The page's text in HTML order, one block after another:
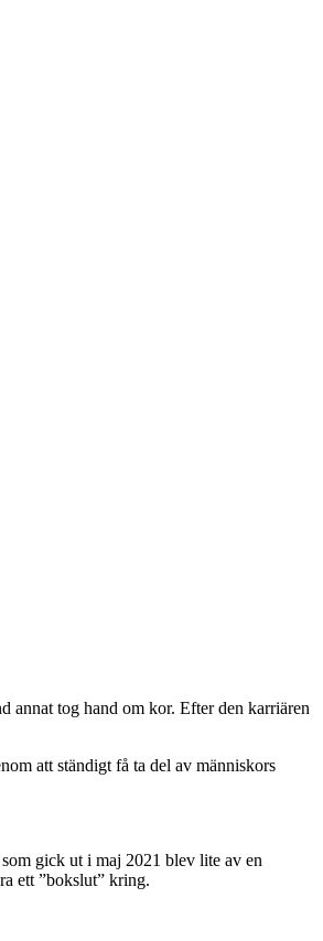
annat tog hand om kor. Efter den karriären
att ständigt få ta del av människors
gick ut i maj 2021 blev lite av en
ett ”bokslut” kring.